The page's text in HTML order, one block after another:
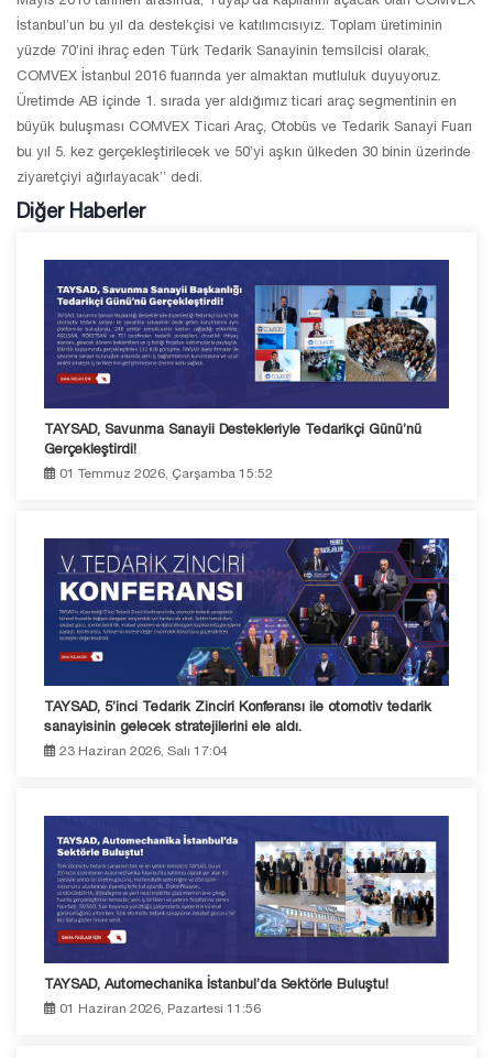
İstanbul’un bu yıl da destekçisi ve katılımcısıyız. Toplam üretiminin
yüzde 70’ini ihraç eden Türk Tedarik Sanayinin temsilcisi olarak,
COMVEX İstanbul 2016 fuarında yer almaktan mutluluk duyuyoruz.
Üretimde AB içinde 1. sırada yer aldığımız ticari araç segmentinin en
büyük buluşması COMVEX Ticari Araç, Otobüs ve Tedarik Sanayi Fuarı
bu yıl 5. kez gerçekleştirilecek ve 50’yi aşkın ülkeden 30 binin üzerinde
ziyaretçiyi ağırlayacak” dedi.
Diğer Haberler
TAYSAD, Savunma Sanayii Destekleriyle Tedarikçi Günü’nü
Gerçekleştirdi!
01 Temmuz 2026, Çarşamba 15:52
TAYSAD, 5’inci Tedarik Zinciri Konferansı ile otomotiv tedarik
sanayisinin gelecek stratejilerini ele aldı.
23 Haziran 2026, Salı 17:04
TAYSAD, Automechanika İstanbul’da Sektörle Buluştu!
01 Haziran 2026, Pazartesi 11:56